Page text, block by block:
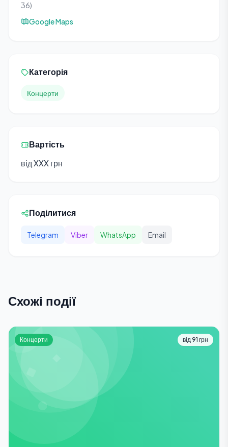
36)
Google Maps
Категорія
Концерти
Вартість
від XXX грн
Поділитися
Telegram Viber WhatsApp Email
Схожі події
Концерти від 91 грн